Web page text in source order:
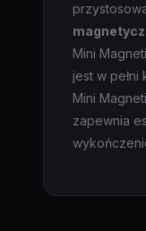
Mini
jest w
Mini
zapewnia